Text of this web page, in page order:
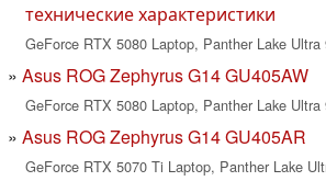
технические характеристики
GeForce RTX 5080 Laptop, Panther Lake
Asus ROG Zephyrus G14 GU405AW
GeForce RTX 5080 Laptop, Panther Lake
Asus ROG Zephyrus G14 GU405AR
GeForce RTX 5070 Ti Laptop, Panther Lake